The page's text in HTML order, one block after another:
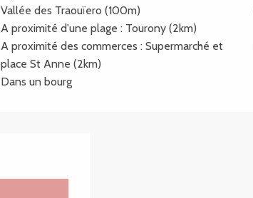
Vallée des Traouïero (100m)
A proximité d'une plage : Tourony (2km)
A proximité des commerces : Supermarché et
place St Anne (2km)
Dans un bourg